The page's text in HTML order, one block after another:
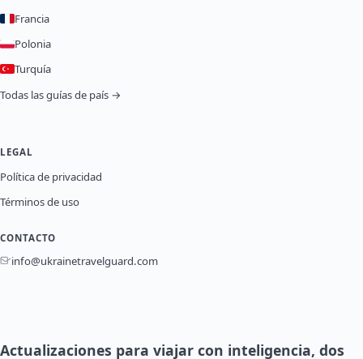
Francia
Polonia
Turquía
Todas las guías de país →
LEGAL
Política de privacidad
Términos de uso
CONTACTO
info@ukrainetravelguard.com
Actualizaciones para viajar con inteligencia, dos